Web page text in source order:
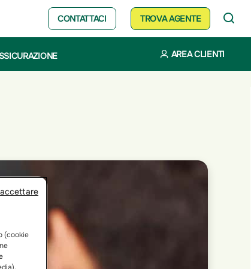
CONTATTACI TROVA AGENTE
AREA CLIENTI
(cookie